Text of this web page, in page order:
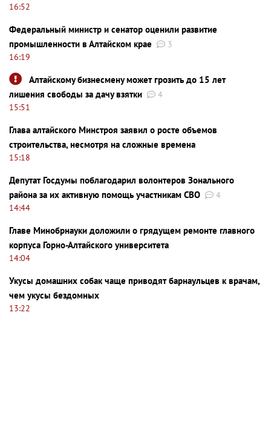
16:52
Федеральный министр и сенатор оценили развитие
промышленности в Алтайском крае
3
16:19
Алтайскому бизнесмену может грозить до 15 лет
лишения свободы за дачу взятки
4
15:51
Глава алтайского Минстроя заявил о росте объемов
строительства, несмотря на сложные времена
15:18
Депутат Госдумы поблагодарил волонтеров Зонального
района за их активную помощь участникам СВО
4
14:44
Главе Минобрнауки доложили о грядущем ремонте главного
корпуса Горно-Алтайского университета
14:04
Укусы домашних собак чаще приводят барнаульцев к врачам,
чем укусы бездомных
13:22